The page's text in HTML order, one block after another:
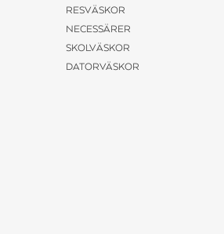
RESVÄSKOR
NECESSÄRER
SKOLVÄSKOR
DATORVÄSKOR